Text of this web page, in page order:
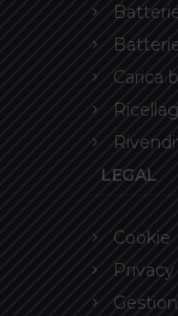
Carica
LEGAL
Cookie